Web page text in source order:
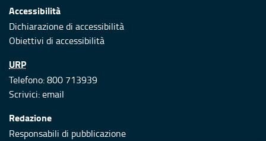
Accessibilità
Dichiarazione di accessibilità
Obiettivi di accessibilità
URP
Telefono: 800 713939
Scrivici:email
Redazione
Responsabili di pubblicazione